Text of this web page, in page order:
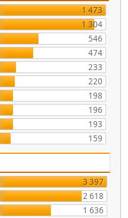
1 473
1 304
546
474
233
220
198
196
193
159
3 397
2 618
1 636